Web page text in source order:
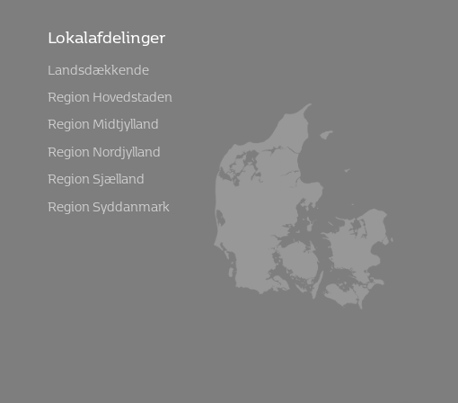
Lokalafdelinger
Landsdækkende
Region Hovedstaden
Region Midtjylland
Region Nordjylland
Region Sjælland
Region Syddanmark